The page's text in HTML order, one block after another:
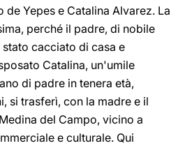
de Yepes e Catalina Alvarez. La
perché il padre, di nobile
cacciato di casa e
Catalina, un'umile
di padre in tenera età,
si trasferì, con la madre e il
del Campo, vicino a
e culturale. Qui